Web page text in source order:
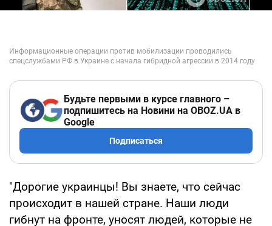
Будьте первыми в курсе главного –
подпишитесь на Новини на OBOZ.UA в
Google
Подписаться
"Дорогие украинцы! Вы знаете, что сейчас
происходит в нашей стране. Наши люди
гибнут на фронте, уносят людей, которые не